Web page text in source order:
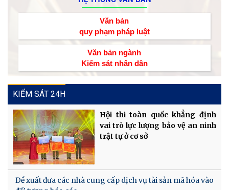
Văn bản
quy phạm pháp luật
Văn bản ngành
Kiểm sát nhân dân
KIỂM SÁT 24H
Hội thi toàn quốc khẳng định
vai trò lực lượng bảo vệ an ninh
trật tự ở cơ sở
Đề xuất đưa các nhà cung cấp dịch vụ tài sản mã hóa vào